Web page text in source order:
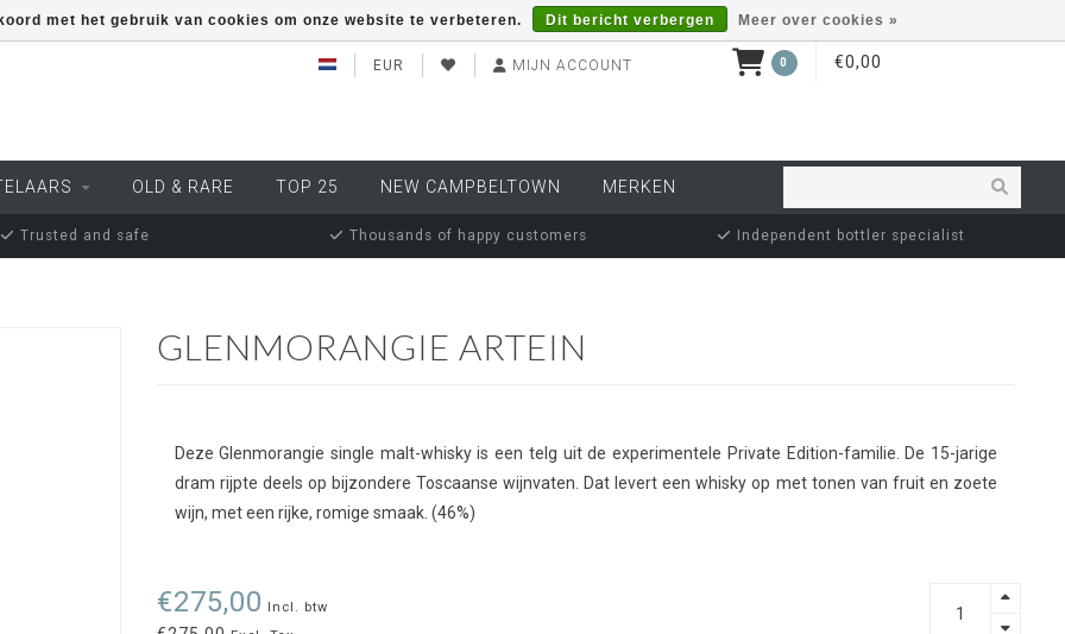
EUR MIJN ACCOUNT 0 €0,00
OLD & RARE TOP 25 NEW CAMPBELTOWN MERKEN
Trusted and safe Thousands of happy customers Independent bottler specialist
GLENMORANGIE ARTEIN
Deze Glenmorangie single malt-whisky is een telg uit de experimentele Private Edition-familie. De 15-jarige
dram rijpte deels op bijzondere Toscaanse wijnvaten. Dat levert een whisky op met tonen van fruit en zoete
wijn, met een rijke, romige smaak. (46%)
€275,00 Incl. btw
met het gebruik van cookies om onze website te verbeteren. Dit bericht verbergen Meer over cookies »